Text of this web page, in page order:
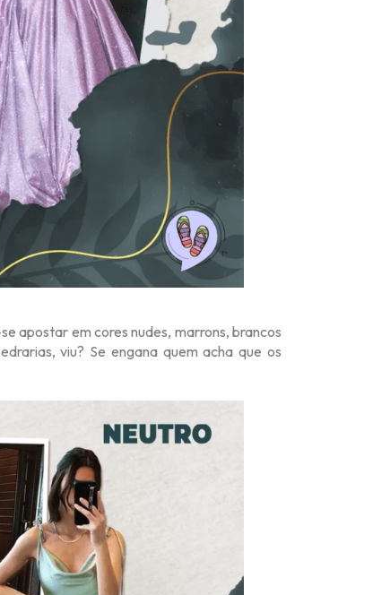
apostar em cores nudes, marrons, brancos
viu? Se engana quem acha que os